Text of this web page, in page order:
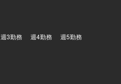
週3勤務 週4勤務 週5勤務